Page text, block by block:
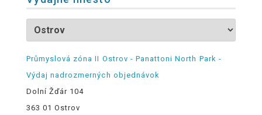
Průmyslová zóna II Ostrov - Panattoni North Park -
Výdaj nadrozmerných objednávok
Dolní Žďár 104
363 01 Ostrov